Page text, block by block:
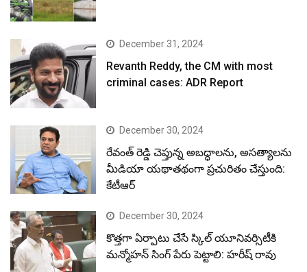
December 31, 2024
Revanth Reddy, the CM with most
criminal cases: ADR Report
December 30, 2024
రేవంత్ రెడ్డి చెప్తున్న అబద్ధాలను, అసత్యాలను
మీడియా యథాతథంగా ప్రచురితం చేస్తుంది:
కేటీఆర్
December 30, 2024
కొత్తగా ఏర్పాటు చేసే స్కిల్ యూనివర్సిటీకి
మన్మోహన్ సింగ్ పేరు పెట్టాలి: హరీష్ రావు